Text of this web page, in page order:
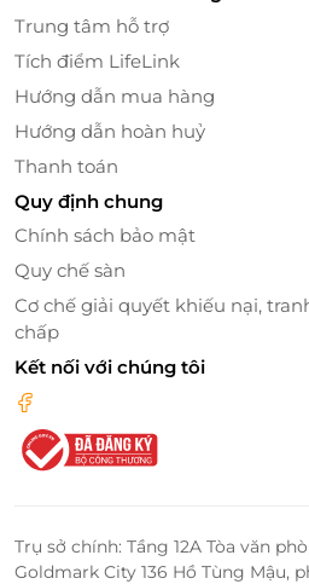
Trung tâm hỗ trợ
Tích điểm LifeLink
Hướng dẫn mua hàng
Hướng dẫn hoàn huỷ
Thanh toán
Quy định chung
Chính sách bảo mật
Quy chế sàn
Cơ chế giải quyết khiếu nại,
chấp
Kết nối với chúng tôi
Trụ sở chính: Tầng 12A Tòa văn
Goldmark City 136 Hồ Tùng Mậu,